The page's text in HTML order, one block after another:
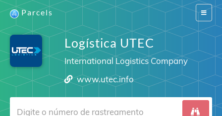
Switch
Parcels
Logística UTEC
International Logistics Company
www.utec.info